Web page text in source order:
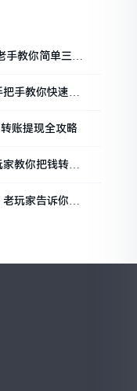
教你简单三步
手教你快速查
账提现全攻略
教你把钱转进
玩家告诉你几